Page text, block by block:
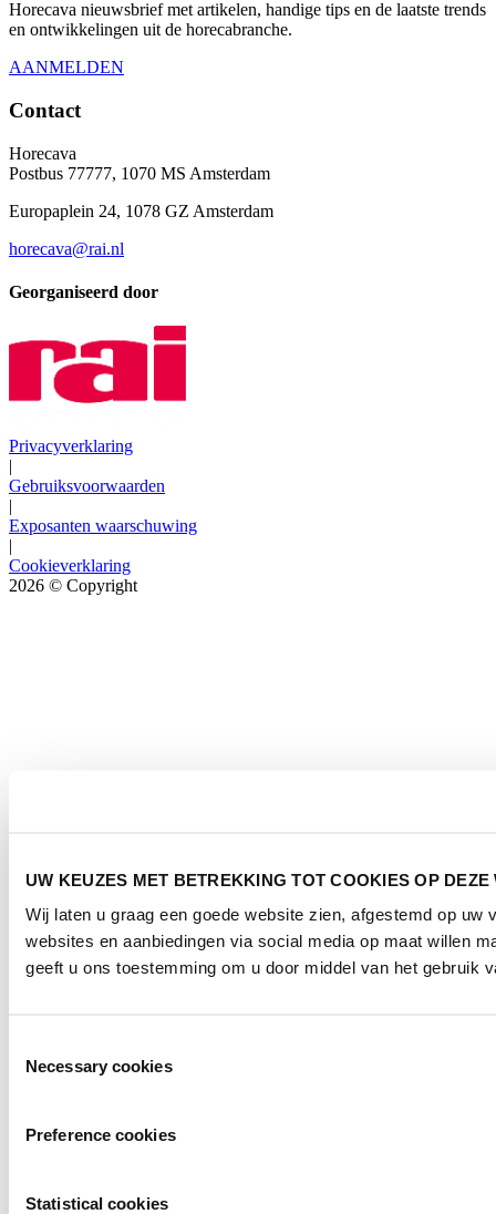
UW KEUZES MET BETREKKING TOT COOKIES OP DEZE
Wij laten u graag een goede website zien, afgestemd op
websites en aanbiedingen via social media op maat willen
geeft u ons toestemming om u door middel van het gebruik
Necessary cookies
Preference cookies
Statistical cookies
Horecava nieuwsbrief met artikelen, handige tips en de laatste trends
en ontwikkelingen uit de horecabranche.
AANMELDEN
Contact
Horecava
Postbus 77777, 1070 MS Amsterdam
Europaplein 24, 1078 GZ Amsterdam
horecava@rai.nl
Georganiseerd door
Privacyverklaring
|
Gebruiksvoorwaarden
|
Exposanten waarschuwing
|
Cookieverklaring
2026 © Copyright